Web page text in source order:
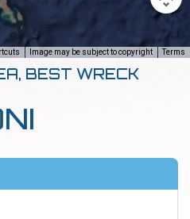
Image may be subject to copyright Terms
BEST WRECK